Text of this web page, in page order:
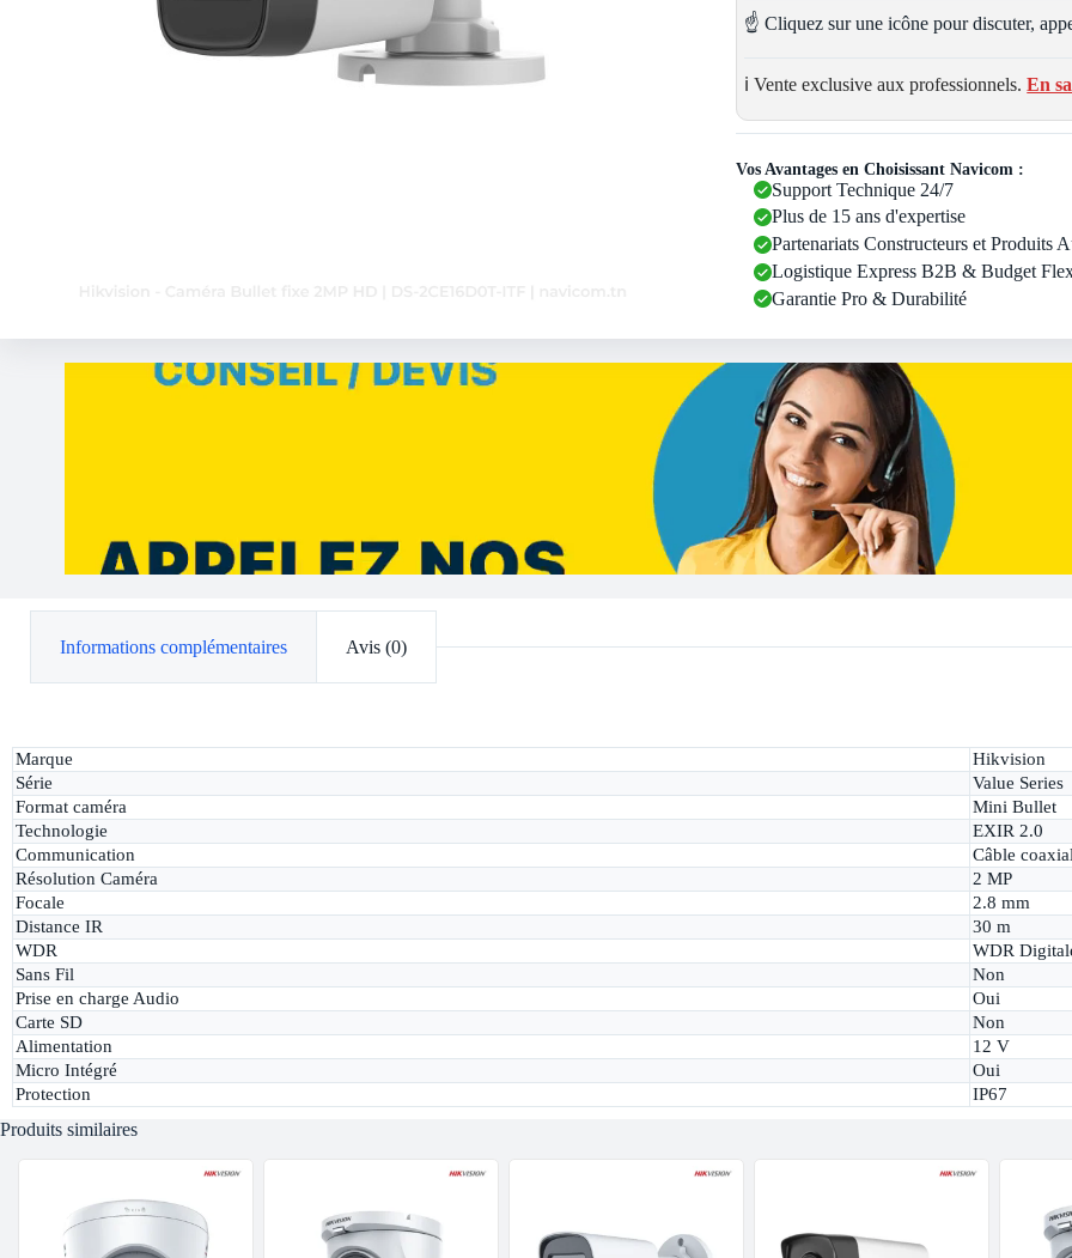
☝️ Cliquez sur une icône pour discuter,
ℹ️ Vente exclusive aux professionnels.En
Vos Avantages en Choisissant Navicom :
Support Technique 24/7
Plus de 15 ans d'expertise
Partenariats Constructeurs et Produits
Logistique Express B2B & Budget
Garantie Pro & Durabilité
Informations complémentaires Avis (0)
Marque
Hikvision
Série
Value Series
Format caméra
Mini Bullet
Technologie
EXIR 2.0
Communication
Câble
Résolution Caméra
2 MP
Focale
2.8 mm
Distance IR
30 m
WDR
WDR
Sans Fil
Non
Prise en charge Audio
Oui
Carte SD
Non
Alimentation
12 V
Micro Intégré
Oui
Protection
IP67
Produits similaires